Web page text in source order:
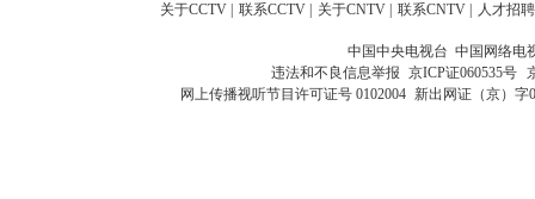
关于CCTV 联系CCTV 关于CNTV 联系CNTV 人才招聘
中国中央电视台 中国网络电
违法和不良信息举报 京ICP证060535号
网上传播视听节目许可证号 0102004 新出网证（京）